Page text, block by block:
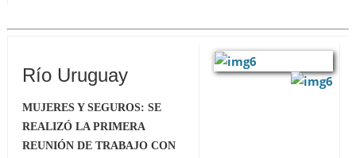
Río Uruguay
MUJERES Y SEGUROS: SE
REALIZÓ LA PRIMERA
REUNIÓN DE TRABAJO CON